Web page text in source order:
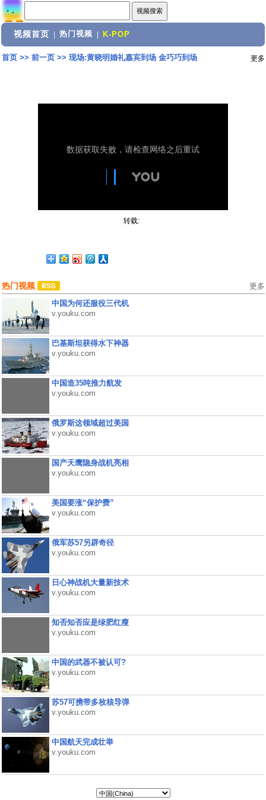
视频首页 热门视频 K-POP
首页>> 前一页>> 现场:黄晓明婚礼嘉宾到场 金巧巧到场 更多
转载:
热门视频 更多
中国为何还服役三代机
v.youku.com
巴基斯坦获得水下神器
v.youku.com
中国造35吨推力航发
v.youku.com
俄罗斯这领域超过美国
v.youku.com
国产天鹰隐身战机亮相
v.youku.com
美国要涨“保护费”
v.youku.com
俄军苏57另辟奇径
v.youku.com
日心神战机大量新技术
v.youku.com
知否知否应是绿肥红瘦
v.youku.com
中国的武器不被认可?
v.youku.com
苏57可携带多枚核导弹
v.youku.com
中国航天完成壮举
v.youku.com